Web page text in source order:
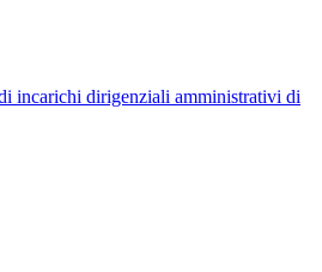
incarichi dirigenziali amministrativi di